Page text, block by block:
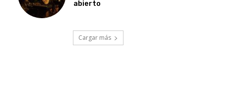
abierto
Cargar más